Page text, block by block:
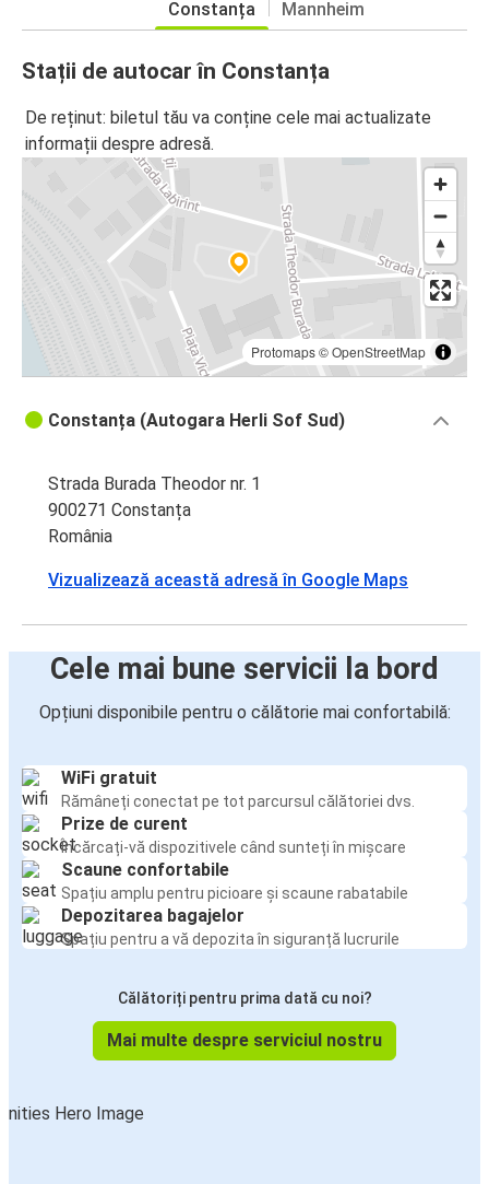
Constanța Mannheim
Stații de autocar în Constanța
De reținut: biletul tău va conține cele mai actualizate
informații despre adresă.
Protomaps©OpenStreetMap
Constanța (Autogara Herli Sof Sud)
Strada Burada Theodor nr. 1
900271 Constanța
România
Vizualizează această adresă în Google Maps
Cele mai bune servicii la bord
Opțiuni disponibile pentru o călătorie mai confortabilă:
WiFi gratuit
Rămâneți conectat pe tot parcursul călătoriei dvs.
Prize de curent
Încărcați-vă dispozitivele când sunteți în mișcare
Scaune confortabile
Spațiu amplu pentru picioare și scaune rabatabile
Depozitarea bagajelor
Spațiu pentru a vă depozita în siguranță lucrurile
Călătoriți pentru prima dată cu noi?
Mai multe despre serviciul nostru